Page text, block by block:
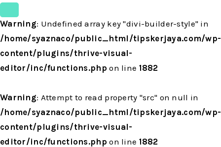
Warning: Undefined array key "divi-builder-style" in
/home/syaznaco/public_html/tipskerjaya.com/wp-
content/plugins/thrive-visual-
editor/inc/functions.php on line 1882
Warning: Attempt to read property "src" on null in
/home/syaznaco/public_html/tipskerjaya.com/wp-
content/plugins/thrive-visual-
editor/inc/functions.php on line 1882